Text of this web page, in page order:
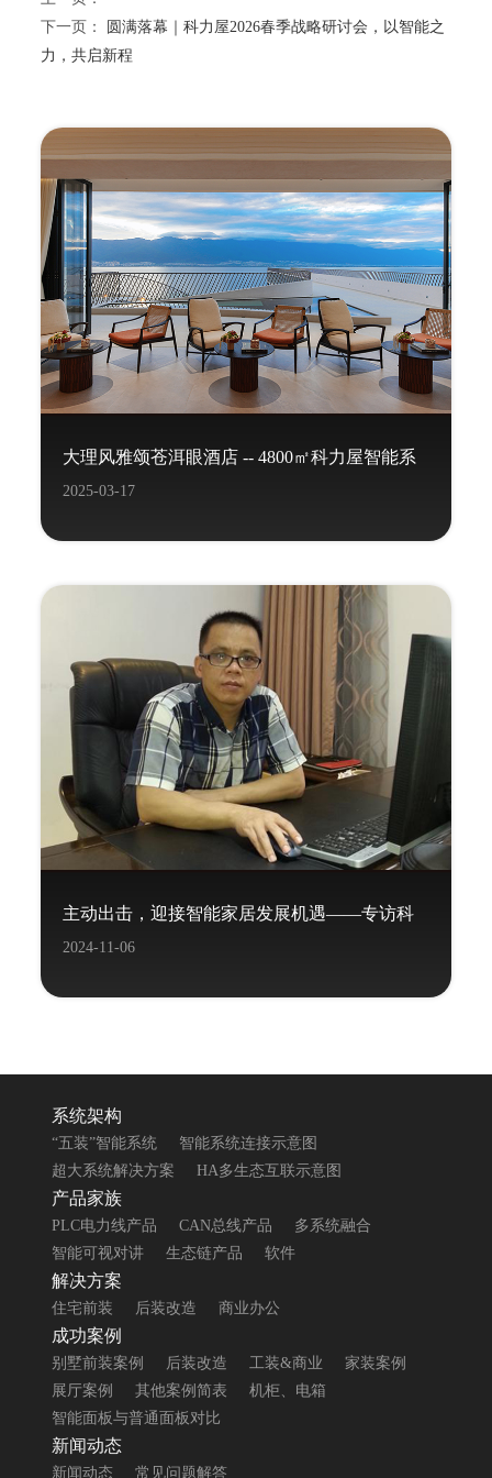
下一页：
圆满落幕｜科力屋2026春季战略研讨会，以智能之
力，共启新程
大理风雅颂苍洱眼酒店 -- 4800㎡科力屋智能系
2025-03-17
主动出击，迎接智能家居发展机遇——专访科
2024-11-06
系统架构
“五装”智能系统
智能系统连接示意图
超大系统解决方案
HA多生态互联示意图
产品家族
PLC电力线产品 CAN总线产品
多系统融合
智能可视对讲
生态链产品 软件
解决方案
住宅前装 后装改造 商业办公
成功案例
别墅前装案例 后装改造 工装&商业
家装案例
展厅案例
其他案例简表
机柜、电箱
智能面板与普通面板对比
新闻动态
新闻动态 常见问题解答